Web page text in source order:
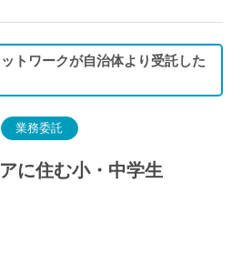
庭
F家庭／18:00～19:30 G家庭
トワークが自治体より受託した
業務委託
に住む小・中学生